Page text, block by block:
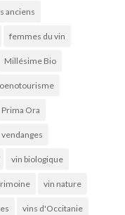
anciens
femmes du vin
Millésime Bio
oenotourisme
Prima Ora
vendanges
vin biologique
vin nature
vins d'Occitanie